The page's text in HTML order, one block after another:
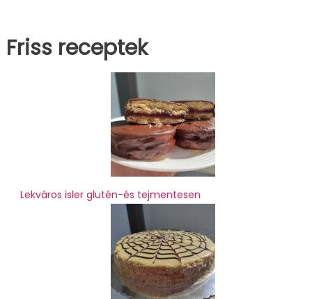
Friss receptek
Lekváros isler glutén-és tejmentesen